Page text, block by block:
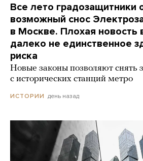
Все лето градозащитники
возможный снос
в Москве. Плохая новость
далеко не единственное
риска
Новые законы позволяют снять
с исторических станций метро
ИСТОРИИ день назад